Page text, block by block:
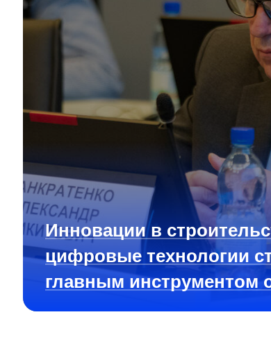
Инновации в
цифровые технологии
главным инструментом